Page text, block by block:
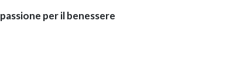
passione per il benessere